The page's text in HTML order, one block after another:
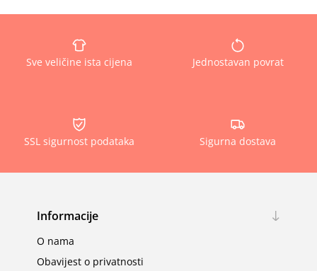
Sve veličine ista cijena Jednostavan povrat
SSL sigurnost podataka Sigurna dostava
Informacije
O nama
Obavijest o privatnosti